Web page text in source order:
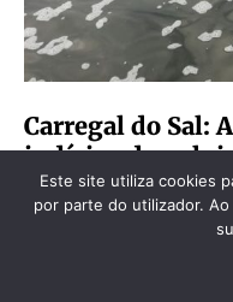
Carregal do Sal:
indícios de
Rio Dão – Arquivo
Carregal do Sal do Bloco
Este site utiliza cookies
por parte do utilizador.